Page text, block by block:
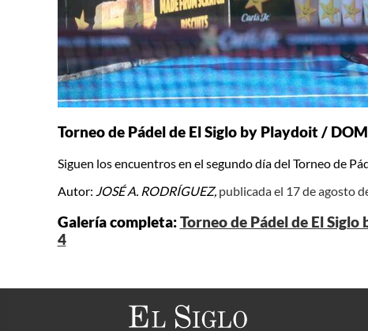
Torneo de Pádel de El Siglo by Playdoit /
Siguen los encuentros en el segundo día del Torneo de
Autor: JOSÉ A. RODRÍGUEZ, publicada el 17 de agosto
Galería completa:Torneo de Pádel de El
4